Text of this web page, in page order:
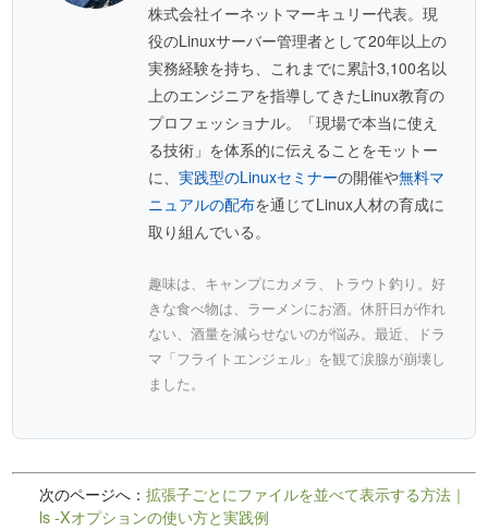
株式会社イーネットマーキュリー代表。現
役のLinuxサーバー管理者として20年以上の
実務経験を持ち、これまでに累計3,100名以
上のエンジニアを指導してきたLinux教育の
プロフェッショナル。「現場で本当に使え
る技術」を体系的に伝えることをモットー
に、実践型のLinuxセミナーの開催や無料マ
ニュアルの配布を通じてLinux人材の育成に
取り組んでいる。
趣味は、キャンプにカメラ、トラウト釣り。好
きな食べ物は、ラーメンにお酒。休肝日が作れ
ない、酒量を減らせないのが悩み。最近、ドラ
マ「フライトエンジェル」を観て涙腺が崩壊し
ました。
次のページへ：拡張子ごとにファイルを並べて表示する方法｜
ls -Xオプションの使い方と実践例